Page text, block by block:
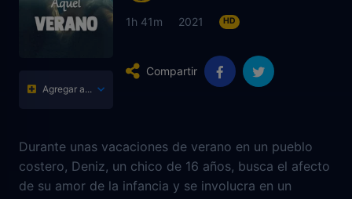
Agregar a...
1h 41m 2021 HD
Compartir
Durante unas vacaciones de verano en un pueblo
costero, Deniz, un chico de 16 años, busca el afecto
de su amor de la infancia y se involucra en un